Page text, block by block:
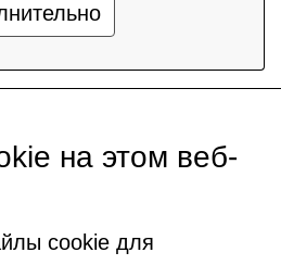
на этом веб-
cookie для